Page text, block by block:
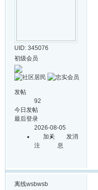
UID: 345076
初级会员
发帖
92
今日发帖
最后登录
2026-08-05
加关
注
发消
息
离线wsbwsb